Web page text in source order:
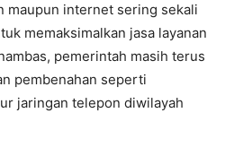
maupun internet sering sekali
memaksimalkan jasa layanan
pemerintah masih terus
pembenahan seperti
jaringan telepon diwilayah